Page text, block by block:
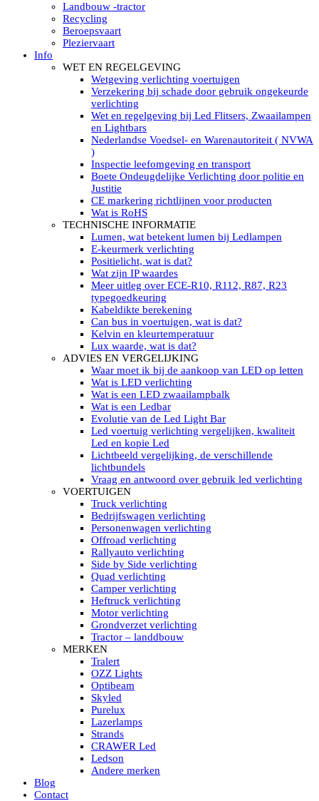
Led veiligheidsverlichting
Led werklamp tractor
Led werklamp ADR
Led werklamp drukwaterdicht IP69K
Led werklampen assortiment Tralert
Led breedstralers Lazer
Led werklampen in Subcategorieën
LED WERKVERLICHTING
LED’s work werklamp met accu
LED’s work werklamp portable 220V
LED’s work werklamp Hybride
Led lichtslang 220 Volt
LED’s work werklamp met statief 220V
LED’s light PRO schijnwerpers 220V
LED High Bay verlichting 220V
Subcategorieën Led werkverlichting
LED SIGNALISATIE
Led Flitsers
Werkverlichting met Led flitsers
Led zwaailampbalk
Led Multi zwaailampbalk
Led flitsbalk compact
Traffic Advisors
Led zwaailicht
Accessoires signalering
Led signalisatie in Subcategorieën
LED KOPLAMPEN GEKEURD
Led koplampen inbouw
Led koplampen opbouw
Led koplampen tractoren
Subcategorieën Led koplampen
LED ZOEKLICHT
Electrische Led zoeklamp Allremote
Electrisch Led zoeklicht Golight
Marinco Roestvrijstaal Led zoeklicht
Elektrisch Led zoeklicht diverse
Led zoeklamp accessoires ALLremote
Led zoeklicht 230V
Subcategorieën Led zoeklichten
HELLA MARINE LED
Sea Hawk – Light Bars
Sea Hawk – Light Bars – Edge Light
Sea Hawk – Work Lights
RokLUME Led werklampen
HypaLUME Led werklampen
Subcategorieën Hella Marine Led
LED STRIPS
Led strip flexibel Click & Go
Led strip RGB op rol
Led strip IP68 waterdicht
Led strip kleur wit
Led strips Vantage
Led strip met ingebouwde accu
Subcategorieën Led strips
LED INTERIEUR VERLICHTING
Led verlichting interieur PIR / Touch
LED Armatuur met Strip 220V
Led strips
Subcategorieën Led interieur
PORTABLE ACCU LED LAMP
Led hoofdlamp
Camping led verlichting
Led zaklamp
Accu werklamp
Landbouw -tractor
Recycling
Beroepsvaart
Pleziervaart
Info
WET EN REGELGEVING
Wetgeving verlichting voertuigen
Verzekering bij schade door gebruik ongekeurde
verlichting
Wet en regelgeving bij Led Flitsers, Zwaailampen
en Lightbars
Nederlandse Voedsel- en Warenautoriteit ( NVWA
)
Inspectie leefomgeving en transport
Boete Ondeugdelijke Verlichting door politie en
Justitie
CE markering richtlijnen voor producten
Wat is RoHS
TECHNISCHE INFORMATIE
Lumen, wat betekent lumen bij Ledlampen
E-keurmerk verlichting
Positielicht, wat is dat?
Wat zijn IP waardes
Meer uitleg over ECE-R10, R112, R87, R23
typegoedkeuring
Kabeldikte berekening
Can bus in voertuigen, wat is dat?
Kelvin en kleurtemperatuur
Lux waarde, wat is dat?
ADVIES EN VERGELIJKING
Waar moet ik bij de aankoop van LED op letten
Wat is LED verlichting
Wat is een LED zwaailampbalk
Wat is een Ledbar
Evolutie van de Led Light Bar
Led voertuig verlichting vergelijken, kwaliteit
Led en kopie Led
Lichtbeeld vergelijking, de verschillende
lichtbundels
Vraag en antwoord over gebruik led verlichting
VOERTUIGEN
Truck verlichting
Bedrijfswagen verlichting
Personenwagen verlichting
Offroad verlichting
Rallyauto verlichting
Side by Side verlichting
Quad verlichting
Camper verlichting
Heftruck verlichting
Motor verlichting
Grondverzet verlichting
Tractor – landdbouw
MERKEN
Tralert
OZZ Lights
Optibeam
Skyled
Purelux
Lazerlamps
Strands
CRAWER Led
Ledson
Andere merken
Blog
Contact